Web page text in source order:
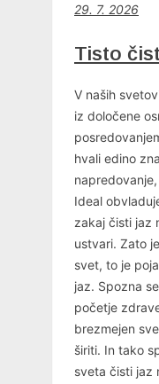
29. 7. 2026
Tisto
V naših
iz določene
hvali edino
Ideal
zakaj čisti jaz
ustvari. Zato
svet, to je
jaz. Spozna
početje
brezmejen
širiti. In tako
sveta čisti jaz